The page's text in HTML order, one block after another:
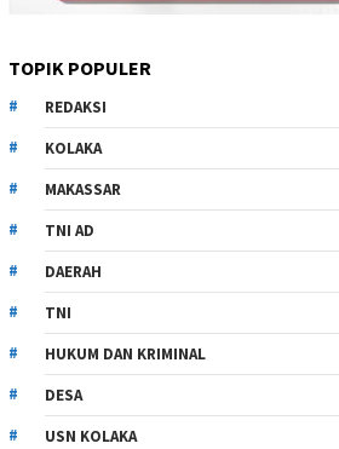
TOPIK POPULER
REDAKSI
KOLAKA
MAKASSAR
TNI AD
DAERAH
TNI
HUKUM DAN KRIMINAL
DESA
USN KOLAKA